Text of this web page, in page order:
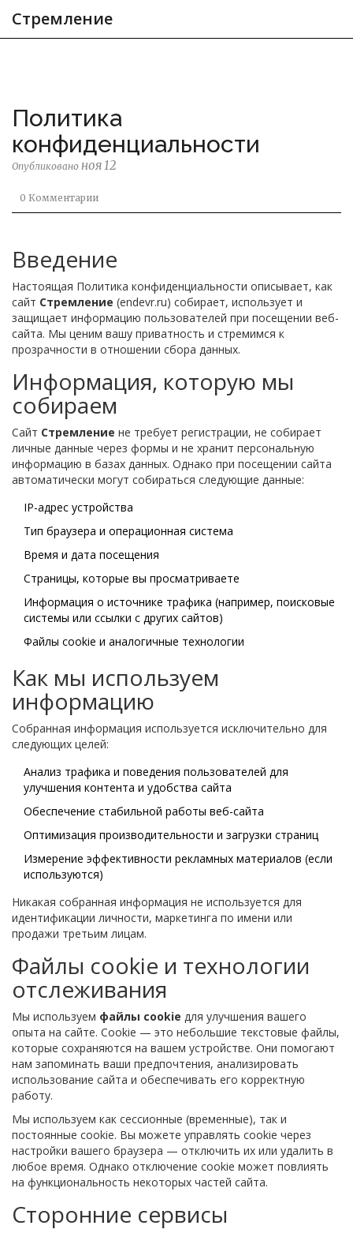
Стремление
Политика
конфиденциальности
Опубликовано ноя 12
0 Комментарии
Введение
Настоящая Политика конфиденциальности описывает, как
сайт Стремление (endevr.ru) собирает, использует и
защищает информацию пользователей при посещении веб-
сайта. Мы ценим вашу приватность и стремимся к
прозрачности в отношении сбора данных.
Информация, которую мы
собираем
Сайт Стремление не требует регистрации, не собирает
личные данные через формы и не хранит персональную
информацию в базах данных. Однако при посещении сайта
автоматически могут собираться следующие данные:
IP-адрес устройства
Тип браузера и операционная система
Время и дата посещения
Страницы, которые вы просматриваете
Информация о источнике трафика (например, поисковые
системы или ссылки с других сайтов)
Файлы cookie и аналогичные технологии
Как мы используем
информацию
Собранная информация используется исключительно для
следующих целей:
Анализ трафика и поведения пользователей для
улучшения контента и удобства сайта
Обеспечение стабильной работы веб-сайта
Оптимизация производительности и загрузки страниц
Измерение эффективности рекламных материалов (если
используются)
Никакая собранная информация не используется для
идентификации личности, маркетинга по имени или
продажи третьим лицам.
Файлы cookie и технологии
отслеживания
Мы используем файлы cookie для улучшения вашего
опыта на сайте. Cookie — это небольшие текстовые файлы,
которые сохраняются на вашем устройстве. Они помогают
нам запоминать ваши предпочтения, анализировать
использование сайта и обеспечивать его корректную
работу.
Мы используем как сессионные (временные), так и
постоянные cookie. Вы можете управлять cookie через
настройки вашего браузера — отключить их или удалить в
любое время. Однако отключение cookie может повлиять
на функциональность некоторых частей сайта.
Сторонние сервисы